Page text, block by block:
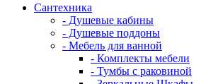
Сантехника
- Душевые кабины
- Душевые поддоны
- Мебель для ванной
- Комплекты мебели
- Тумбы с раковиной